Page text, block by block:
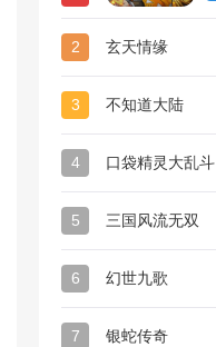
2 玄天情缘
3 不知道大陆
4 口袋精灵大乱斗
5 三国风流无双
6 幻世九歌
7 银蛇传奇